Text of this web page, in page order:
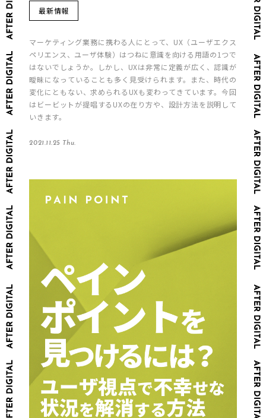
最新情報
マーケティング業務に携わる人にとって、UX（ユーザエクス
ペリエンス、ユーザ体験）はつねに意識を向ける用語の1つで
はないでしょうか。しかし、UXは非常に定義が広く、認識が
曖昧になっていることも多く見受けられます。また、時代の
変化にともない、求められるUXも変わってきています。今回
はビービットが提唱するUXの在り方や、設計方法を説明して
いきます。
2021.11.25 Thu.